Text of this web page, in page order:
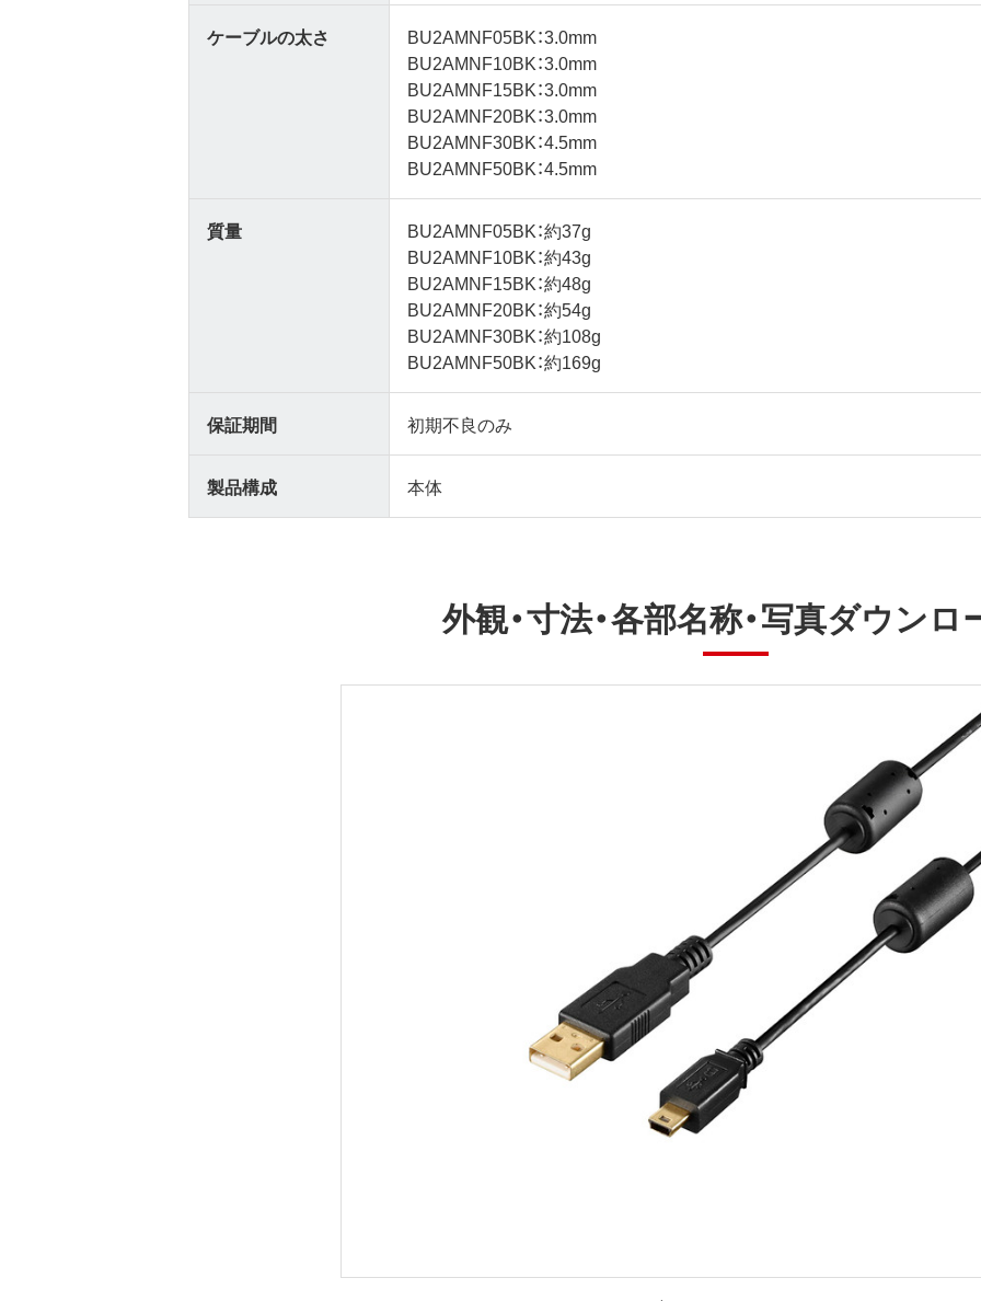
ケーブルの太さ
BU2AMNF05BK：3.0mm
BU2AMNF10BK：3.0mm
BU2AMNF15BK：3.0mm
BU2AMNF20BK：3.0mm
BU2AMNF30BK：4.5mm
BU2AMNF50BK：4.5mm
質量
BU2AMNF05BK：約37g
BU2AMNF10BK：約43g
BU2AMNF15BK：約48g
BU2AMNF20BK：約54g
BU2AMNF30BK：約108g
BU2AMNF50BK：約169g
保証期間 初期不良のみ
製品構成 本体
外観・寸法・各部名称・写真ダウンロ